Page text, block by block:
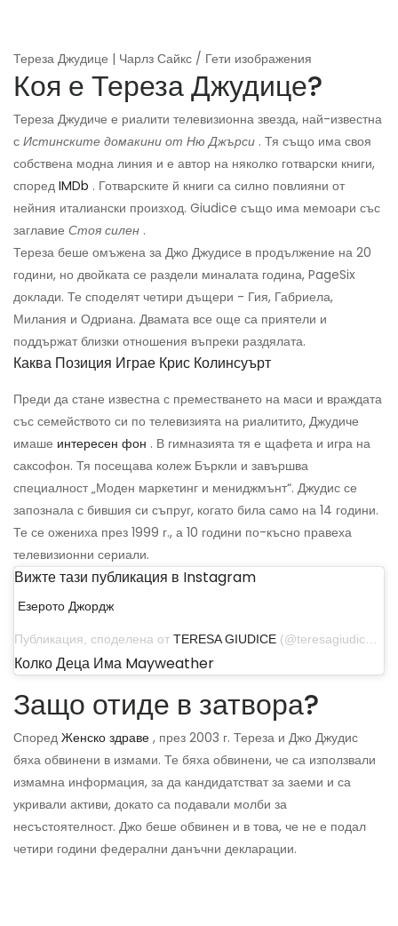
Тереза ​​Джудице | Чарлз Сайкс / Гети изображения
Коя е Тереза ​​Джудице?
Тереза ​​Джудиче е риалити телевизионна звезда, най-известна
с Истинските домакини от Ню Джърси . Тя също има своя
собствена модна линия и е автор на няколко готварски книги,
според IMDb . Готварските й книги са силно повлияни от
нейния италиански произход. Giudice също има мемоари със
заглавие Стоя силен .
Тереза ​​беше омъжена за Джо Джудисе в продължение на 20
години, но двойката се раздели миналата година, PageSix
доклади. Те споделят четири дъщери - Гия, Габриела,
Милания и Одриана. Двамата все още са приятели и
поддържат близки отношения въпреки раздялата.
Каква Позиция Играе Крис Колинсуърт
Преди да стане известна с преместването на маси и враждата
със семейството си по телевизията на риалитито, Джудиче
имаше интересен фон . В гимназията тя е щафета и игра на
саксофон. Тя посещава колеж Бъркли и завършва
специалност „Моден маркетинг и мениджмънт“. Джудис се
запознала с бившия си съпруг, когато била само на 14 години.
Те се ожениха през 1999 г., а 10 години по-късно правеха
телевизионни сериали.
Вижте тази публикация в Instagram
Езерото Джордж
Публикация, споделена от TERESA GIUDICE (@teresagiudice) на 15 август 2020 г. в 14:49 PDT
Колко Деца Има Mayweather
Защо отиде в затвора?
Според Женско здраве , през 2003 г. Тереза ​​и Джо Джудис
бяха обвинени в измами. Те бяха обвинени, че са използвали
измамна информация, за да кандидатстват за заеми и са
укривали активи, докато са подавали молби за
несъстоятелност. Джо беше обвинен и в това, че не е подал
четири години федерални данъчни декларации.